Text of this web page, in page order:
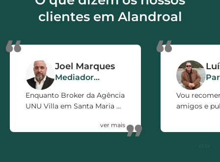
nossa agenda.
clientes em Alandroal
“
”
Joel Marques
Mediador
Enquanto Broker da Agência
UNU Villa em Santa Maria da
a ISOcertificado como
“
Vou
amigos e